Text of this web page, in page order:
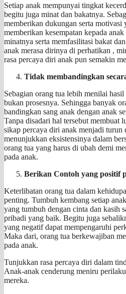
Setiap anak mempunyai tingkat
begitu juga minat dan bakatnya.
memberikan dukungan serta motivasi
memberikan kesempatan kepada
minatnya serta memfasilitasi bakat
anak merasa dirinya di perhatikan ,
rasa percaya diri anak pun semakin
Tidak membandingkan
Sebagian orang tua lebih menilai
bukan prosesnya. Sehingga banyak
bandingkan sang anak dengan anak
Tanpa disadari hal tersebut membuat
sikap percaya diri anak menjadi turun
menunjukkan eksistensinya dalam
orang tua yang harus di ubah demi
pada anak.
Berikan Contoh yang positif
Keterlibatan orang tua dalam
penting. Tumbuh kembang setiap
yang tumbuh dengan cinta dan kasih
pribadi yang baik. Begitu juga
yang negatif dapat mempengaruhi
Maka dari, orang tua berkewajiban
pada anak.
Tunjukkan rasa percaya diri dalam
Anak-anak cenderung meniru
mereka.